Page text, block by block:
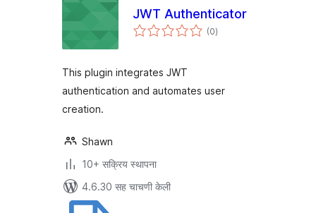
JWT Authenticator
(0एकूण
मूल्यांकन
)
This plugin integrates JWT
authentication and automates user
creation.
Shawn
10+ सक्रिय स्थापना
4.6.30 सह चाचणी केली